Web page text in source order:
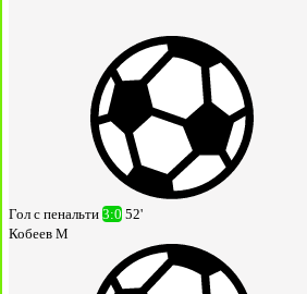
Гол с пенальти 3:0 52'
Кобеев М